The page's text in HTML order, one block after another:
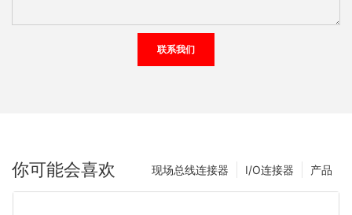
联系我们
你可能会喜欢 产品
I/O连接器
现场总线连接器